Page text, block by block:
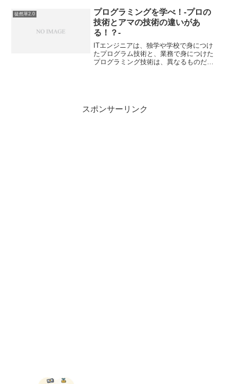
んでいるようなので...
徒然草2.0
プログラミングを学べ！-プロの
技術とアマの技術の違いがあ
る！？-
ITエンジニアは、独学や学校で身につけ
たプログラム技術と、業務で身につけた
プログラミング技術は、異なるものだと
スポンサーリンク